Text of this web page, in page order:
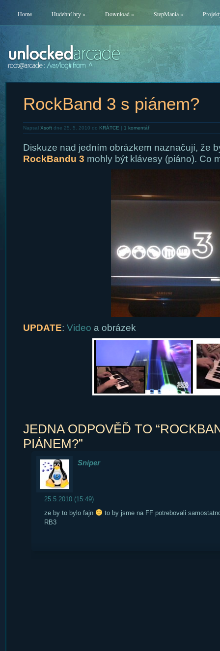
Home Hudební hry» Download» StepMania»
RockBand 3 s piánem?
Napsal Xsoftdne 25. 5. 2010 do KRÁTCE | 1 komentář
Diskuze nad jedním obrázkem naznačují, že
RockBandu 3 mohly být klávesy (piáno). Co
UPDATE: Video a obrázek
JEDNA ODPOVĚĎ TO
PIÁNEM?”
Sniper
25.5.2010 (15:49)
ze by to bylo fajn
to by jsme na FF potrebovali
RB3